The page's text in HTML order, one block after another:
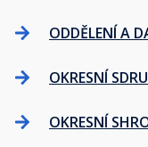
ODDĚLENÍ A
OKRESNÍ
OKRESNÍ